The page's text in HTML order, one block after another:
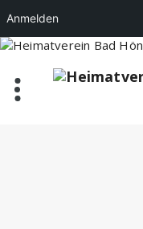
Anmelden
Zum
springen